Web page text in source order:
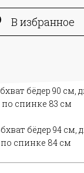
В избранное
бёдер 90 см,
спинке 83 см
бёдер 94 см,
спинке 84 см